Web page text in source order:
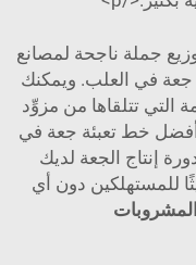
جملة ناجحة لمصانع
جعة في العلب. ويمكنك
التي تتلقاها من مزوِّد
خط تعبئة جعة في
إنتاج الجعة لديك
للمستهلكين دون أي